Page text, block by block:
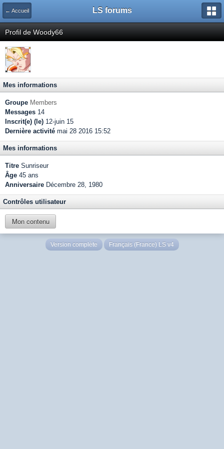
← Accueil LS forums
Profil de Woody66
Mes informations
Groupe Members
Messages 14
Inscrit(e) (le) 12-juin 15
Dernière activité mai 28 2016 15:52
Mes informations
Titre Sunriseur
Âge 45 ans
Anniversaire Décembre 28, 1980
Contrôles utilisateur
Mon contenu
Version complète Français (France) LS v4